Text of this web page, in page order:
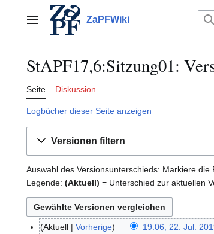
springenHauptmenü ZaPFWiki
StAPF17,6:Sitzung01:
Seite Diskussion
Logbücher dieser Seite anzeigen
Versionen filtern
Auswahl des Versionsunterschieds: Markiere
Legende: (Aktuell) = Unterschied zur aktuellen
2
Aktuell Vorherige 19:06, 22. Jul.